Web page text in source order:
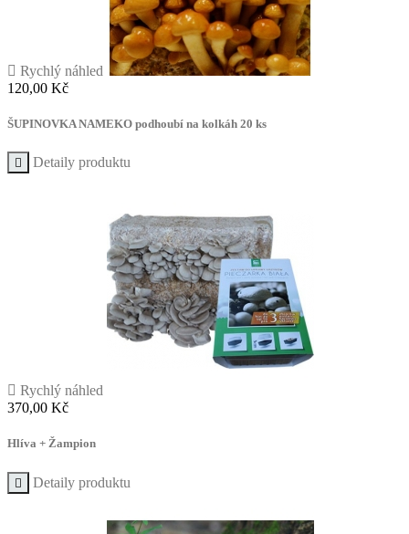
 Rychlý náhled
Cena
120,00 Kč
ŠUPINOVKA NAMEKO podhoubí na kolkáh 20 ks
 Detaily produktu
 Rychlý náhled
Cena
370,00 Kč
Hlíva + Žampion
 Detaily produktu